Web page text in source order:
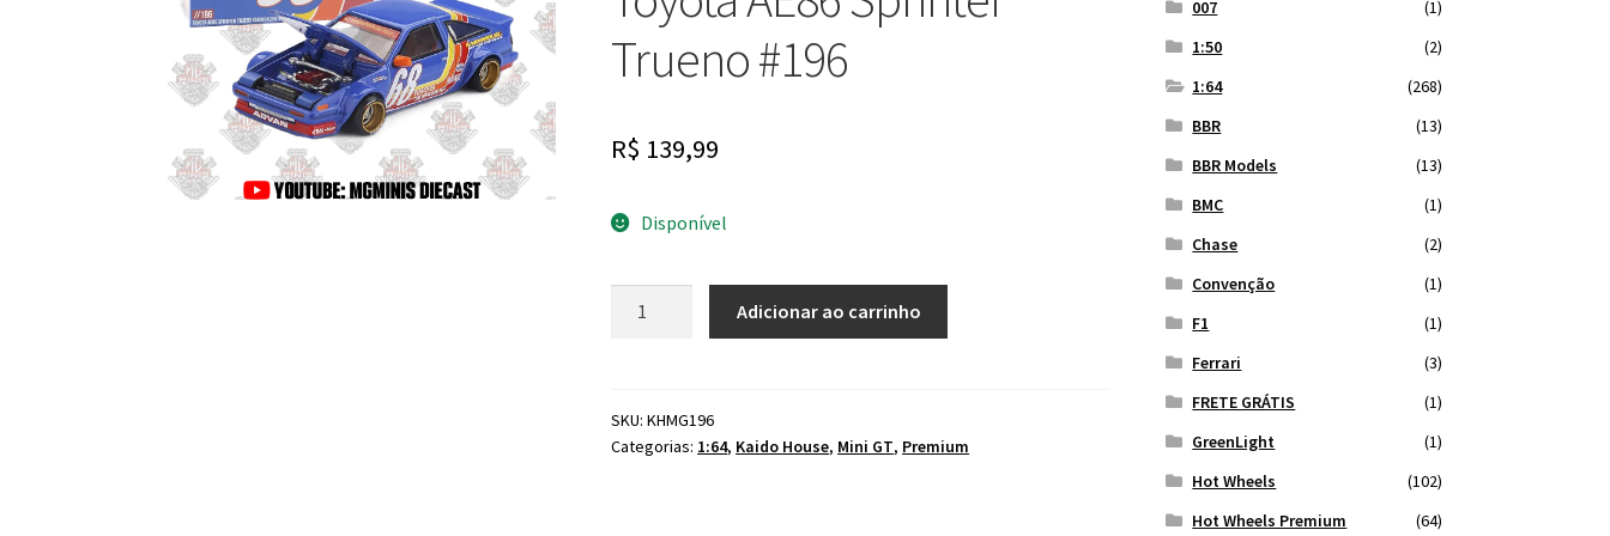
Trueno #196
R$ 139,99
Disponível
Toyota
AE86
Adicionar ao carrinho
SKU:KHMG196
Categorias: 1:64, Kaido House, Mini GT, Premium
007
(1)
1:50
(2)
1:64
(268)
BBR
(13)
BBR Models
(13)
BMC
(1)
Chase
(2)
Convenção
(1)
F1
(1)
Ferrari
(3)
FRETE GRÁTIS
(1)
GreenLight
(1)
Hot Wheels
(102)
Hot Wheels Premium
(64)